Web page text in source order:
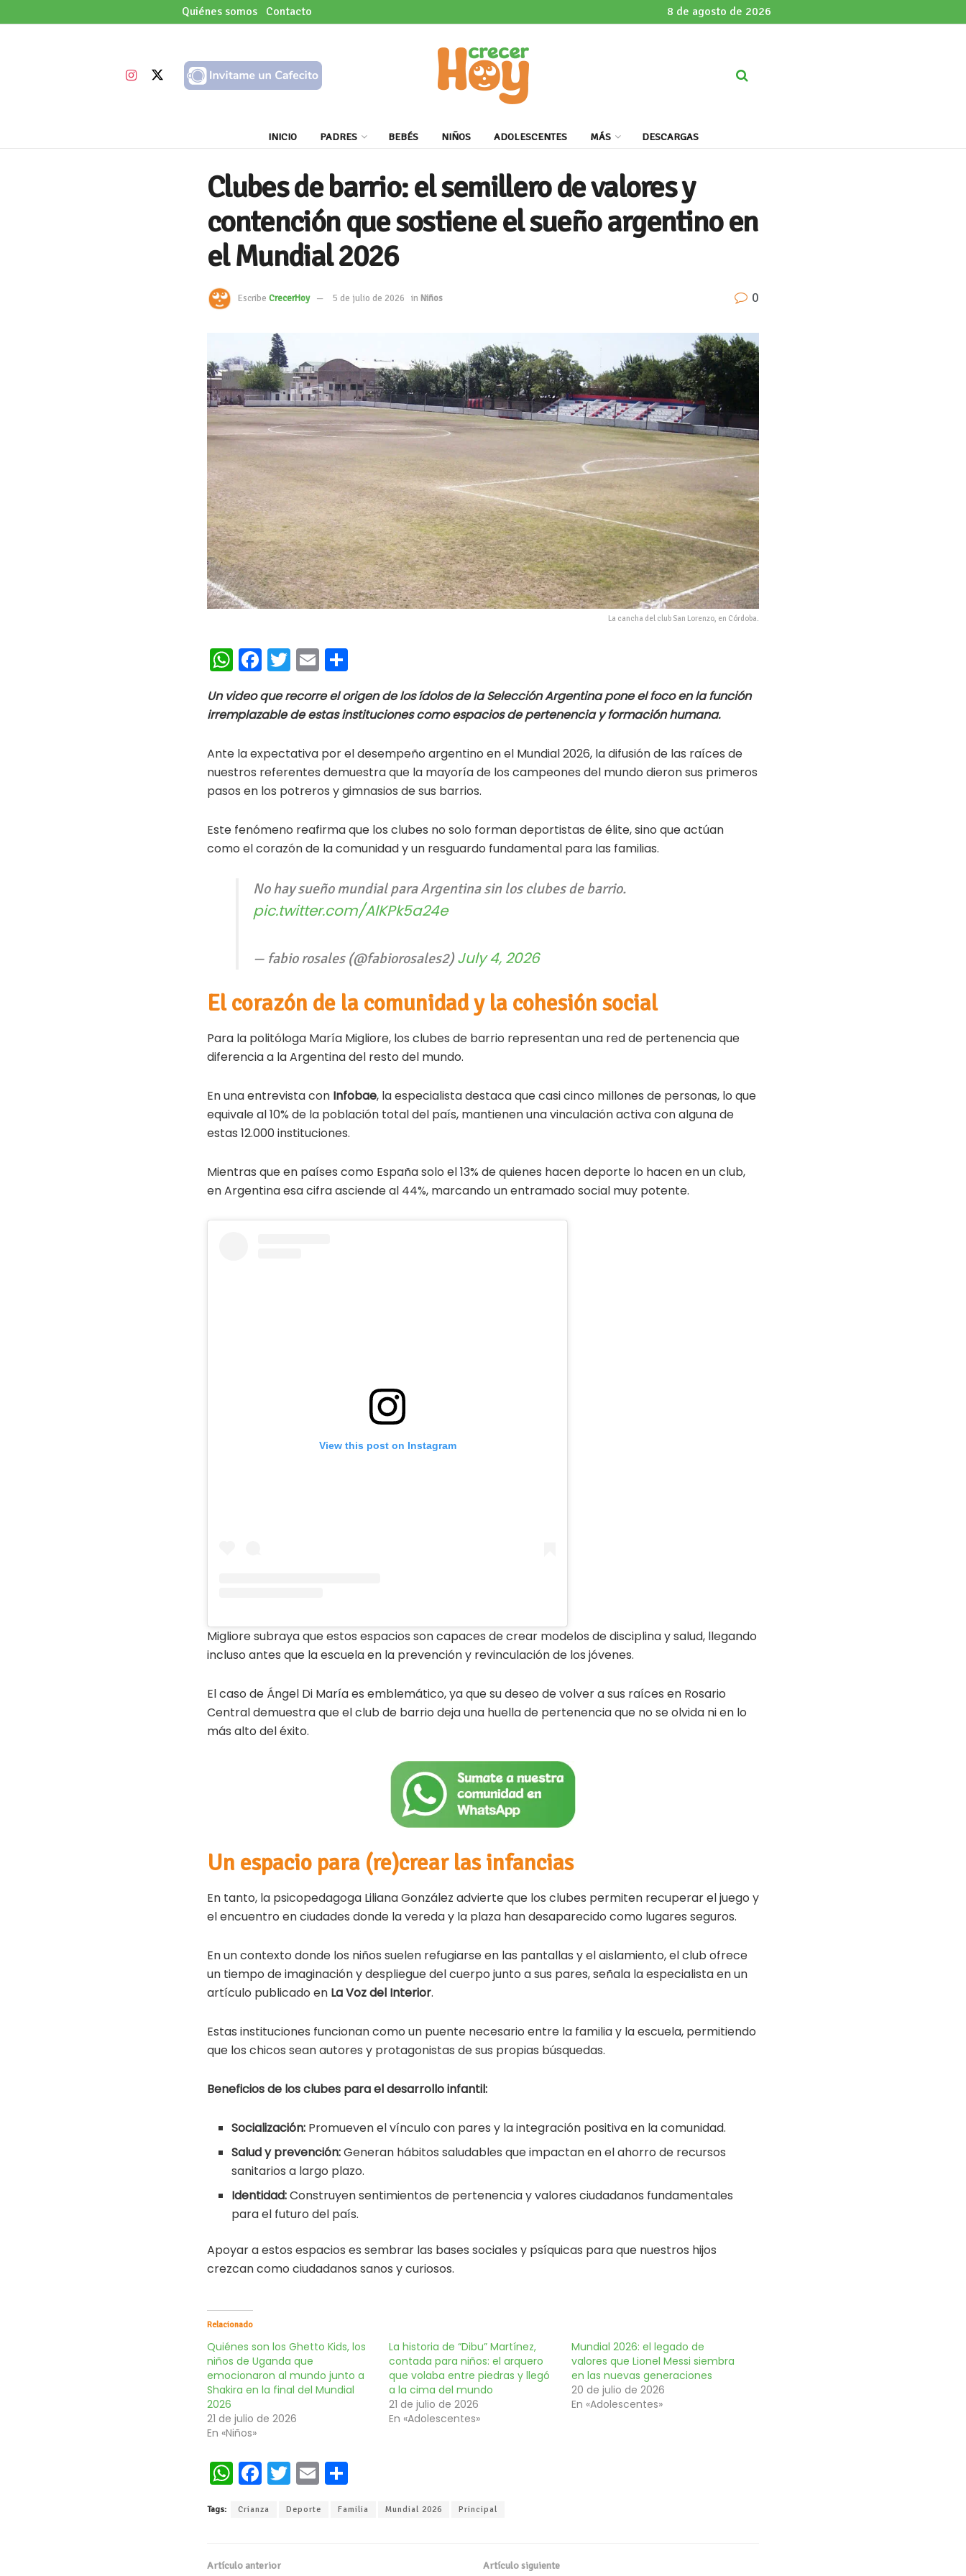
Quiénes somos Contacto 8 de agosto de 2026
INICIO PADRES BEBÉS NIÑOS ADOLESCENTES MÁS DESCARGAS
Clubes de barrio: el semillero de valores y
contención que sostiene el sueño argentino en
el Mundial 2026
Escribe CrecerHoy 5 de julio de 2026 in Niños 0
La cancha del club San Lorenzo, en Córdoba.
W
at
s
A
p
p
Fa
b
oo
k
T
tt
er
E
ai
l
m
p
ar
ti
r
Un video que recorre el origen de los ídolos de la Selección Argentina pone el foco en la función
irremplazable de estas instituciones como espacios de pertenencia y formación humana.
Ante la expectativa por el desempeño argentino en el Mundial 2026, la difusión de las raíces de
nuestros referentes demuestra que la mayoría de los campeones del mundo dieron sus primeros
pasos en los potreros y gimnasios de sus barrios.
Este fenómeno reafirma que los clubes no solo forman deportistas de élite, sino que actúan
como el corazón de la comunidad y un resguardo fundamental para las familias.
No hay sueño mundial para Argentina sin los clubes de barrio.
pic.twitter.com/AlKPk5a24e
— fabio rosales (@fabiorosales2)July 4, 2026
El corazón de la comunidad y la cohesión social
Para la politóloga María Migliore, los clubes de barrio representan una red de pertenencia que
diferencia a la Argentina del resto del mundo.
En una entrevista con Infobae, la especialista destaca que casi cinco millones de personas, lo que
equivale al 10% de la población total del país, mantienen una vinculación activa con alguna de
estas 12.000 instituciones.
Mientras que en países como España solo el 13% de quienes hacen deporte lo hacen en un club,
en Argentina esa cifra asciende al 44%, marcando un entramado social muy potente.
View this post on Instagram
Migliore subraya que estos espacios son capaces de crear modelos de disciplina y salud, llegando
incluso antes que la escuela en la prevención y revinculación de los jóvenes.
El caso de Ángel Di María es emblemático, ya que su deseo de volver a sus raíces en Rosario
Central demuestra que el club de barrio deja una huella de pertenencia que no se olvida ni en lo
más alto del éxito.
Un espacio para (re)crear las infancias
En tanto, la psicopedagoga Liliana González advierte que los clubes permiten recuperar el juego y
el encuentro en ciudades donde la vereda y la plaza han desaparecido como lugares seguros.
En un contexto donde los niños suelen refugiarse en las pantallas y el aislamiento, el club ofrece
un tiempo de imaginación y despliegue del cuerpo junto a sus pares, señala la especialista en un
artículo publicado en La Voz del Interior.
Estas instituciones funcionan como un puente necesario entre la familia y la escuela, permitiendo
que los chicos sean autores y protagonistas de sus propias búsquedas.
Beneficios de los clubes para el desarrollo infantil:
Socialización: Promueven el vínculo con pares y la integración positiva en la comunidad.
Salud y prevención:Generan hábitos saludables que impactan en el ahorro de recursos
sanitarios a largo plazo.
Identidad:Construyen sentimientos de pertenencia y valores ciudadanos fundamentales
para el futuro del país.
Apoyar a estos espacios es sembrar las bases sociales y psíquicas para que nuestros hijos
crezcan como ciudadanos sanos y curiosos.
Relacionado
Quiénes son los Ghetto Kids, los
niños de Uganda que
emocionaron al mundo junto a
Shakira en la final del Mundial
2026
21 de julio de 2026
En «Niños»
La historia de “Dibu” Martínez,
contada para niños: el arquero
que volaba entre piedras y llegó
a la cima del mundo
21 de julio de 2026
En «Adolescentes»
Mundial 2026: el legado de
valores que Lionel Messi siembra
en las nuevas generaciones
20 de julio de 2026
En «Adolescentes»
W
at
A
Fa
b
k
T
tt
E
ai
m
Tags: Crianza Deporte Familia Mundial 2026 Principal
Artículo anterior Artículo siguiente